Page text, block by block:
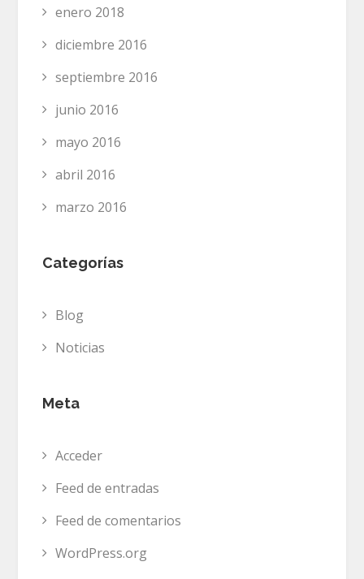
enero 2018
diciembre 2016
septiembre 2016
junio 2016
mayo 2016
abril 2016
marzo 2016
Categorías
Blog
Noticias
Meta
Acceder
Feed de entradas
Feed de comentarios
WordPress.org